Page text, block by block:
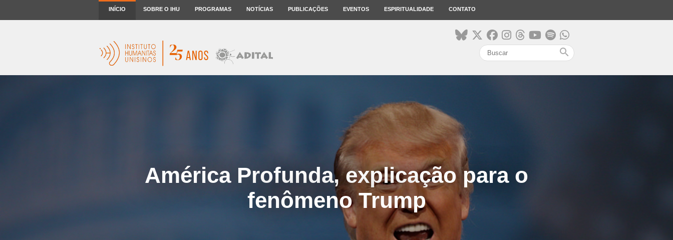
INÍCIO SOBRE O IHU PROGRAMAS NOTÍCIAS PUBLICAÇÕES EVENTOS ESPIRITUALIDADE CONTATO
search
América Profunda, explicação para o
fenômeno Trump